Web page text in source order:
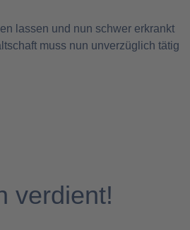
lassen und nun schwer erkrankt
muss nun unverzüglich tätig
verdient!